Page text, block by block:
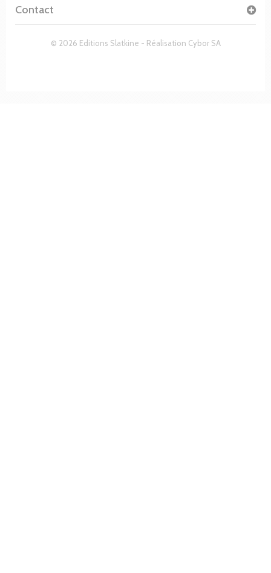
© 2026 Editions Slatkine - Réalisation Cybor SA
Contact